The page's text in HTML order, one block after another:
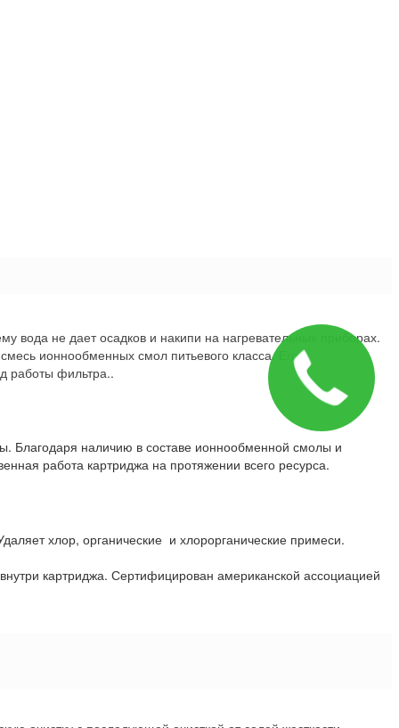
вода не дает осадков и накипи на нагревательных приборах.
ионнообменных смол питьевого класса. Его
работы фильтра..
Благодаря наличию в составе ионнообменной смолы и
работа картриджа на протяжении всего ресурса.
хлор, органические и хлорорганические примеси.
картриджа. Сертифицирован американской ассоциацией